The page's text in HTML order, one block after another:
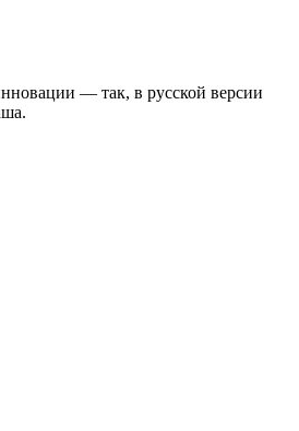
— так, в русской версии